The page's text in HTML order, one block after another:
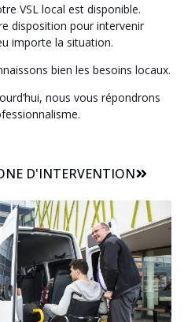
VSL local est disponible.
disposition pour intervenir
importe la situation.
bien les besoins locaux.
nous vous répondrons
D'INTERVENTION